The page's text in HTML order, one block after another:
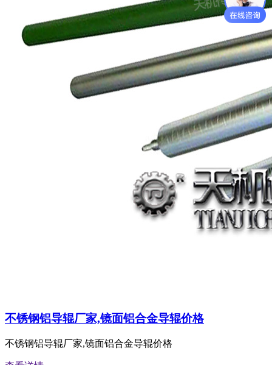
不锈钢铝导辊厂家,镜面铝合金导辊价格
不锈钢铝导辊厂家,镜面铝合金导辊价格